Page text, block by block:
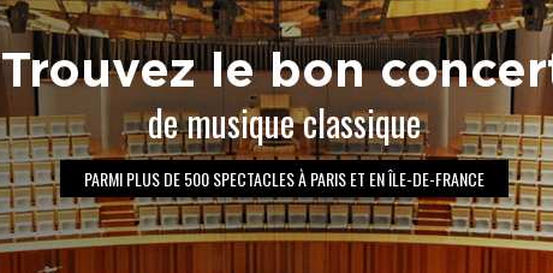
Trouvez le bon
de musique classique
PARMI PLUS DE 500 SPECTACLES À PARIS ET EN ÎLE-DE-FRANCE